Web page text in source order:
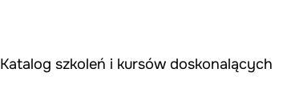
Katalog szkoleń i kursów doskonalących